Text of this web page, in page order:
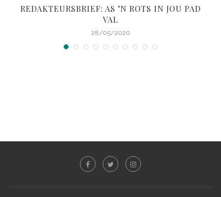
REDAKTEURSBRIEF: AS ’N ROTS IN JOU PAD
VAL
28/05/2020